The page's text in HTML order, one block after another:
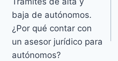
de
entradas
baja de autónomos.
¿Por qué contar con
un asesor jurídico para
autónomos?